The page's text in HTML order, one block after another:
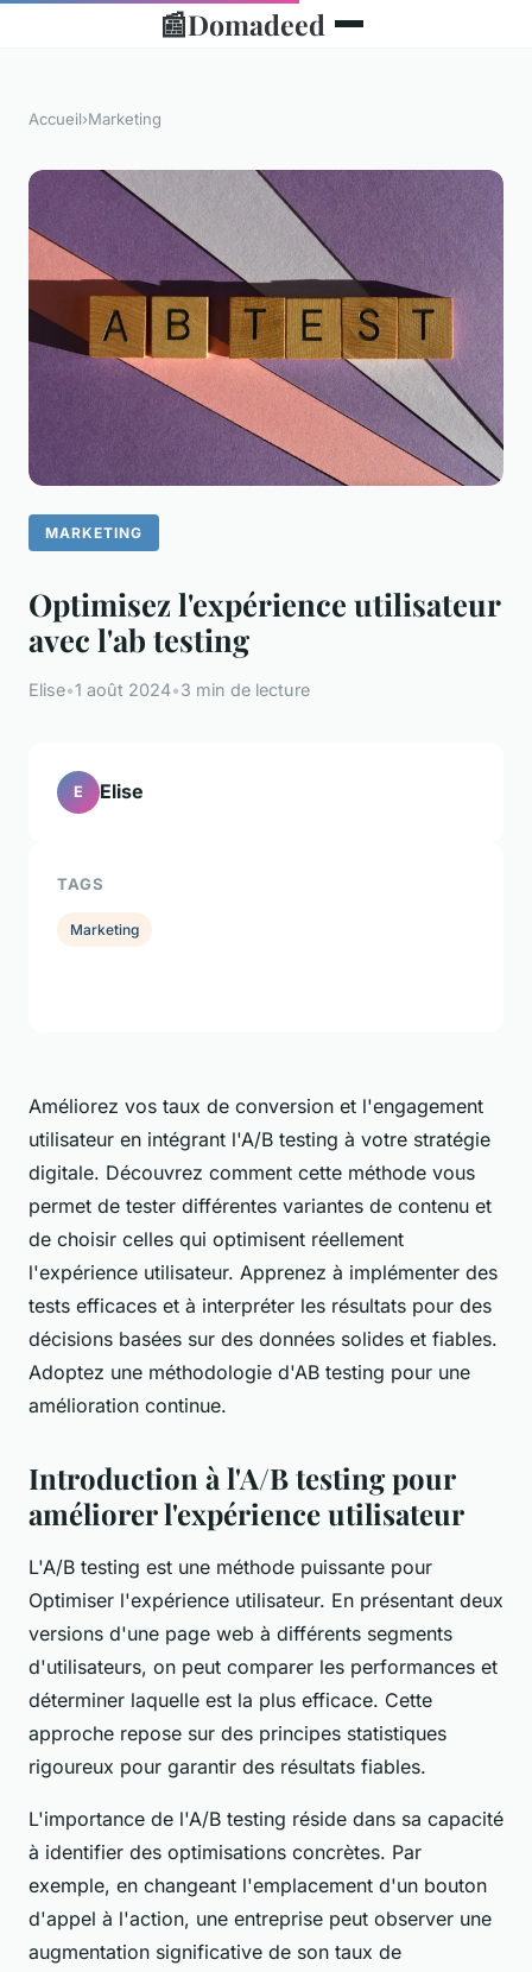
📰Domadeed
Accueil›Marketing
MARKETING
Optimisez l'expérience utilisateur
avec l'ab testing
Elise•1 août 2024•3 min de lecture
Améliorez vos taux de conversion et l'engagement
utilisateur en intégrant l'A/B testing à votre stratégie
digitale. Découvrez comment cette méthode vous
permet de tester différentes variantes de contenu et
de choisir celles qui optimisent réellement
l'expérience utilisateur. Apprenez à implémenter des
tests efficaces et à interpréter les résultats pour des
décisions basées sur des données solides et fiables.
Adoptez une méthodologie d'AB testing pour une
amélioration continue.
Introduction à l'A/B testing pour
améliorer l'expérience utilisateur
L'A/B testing est une méthode puissante pour
Optimiser l'expérience utilisateur. En présentant deux
versions d'une page web à différents segments
d'utilisateurs, on peut comparer les performances et
déterminer laquelle est la plus efficace. Cette
approche repose sur des principes statistiques
rigoureux pour garantir des résultats fiables.
L'importance de l'A/B testing réside dans sa capacité
à identifier des optimisations concrètes. Par
exemple, en changeant l'emplacement d'un bouton
d'appel à l'action, une entreprise peut observer une
augmentation significative de son taux de
E Elise
TAGS
Marketing